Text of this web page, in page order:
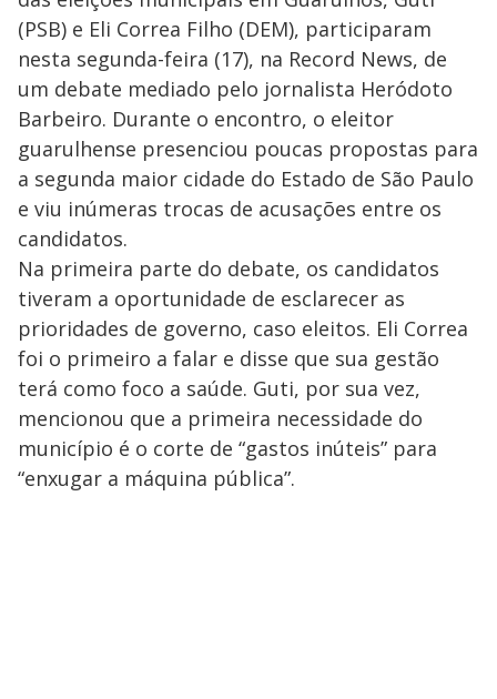
(PSB) e Eli Correa Filho (DEM), participaram
nesta segunda-feira (17), na Record News, de
um debate mediado pelo jornalista Heródoto
Barbeiro. Durante o encontro, o eleitor
guarulhense presenciou poucas propostas para
a segunda maior cidade do Estado de São Paulo
e viu inúmeras trocas de acusações entre os
candidatos.
Na primeira parte do debate, os candidatos
tiveram a oportunidade de esclarecer as
prioridades de governo, caso eleitos. Eli Correa
foi o primeiro a falar e disse que sua gestão
terá como foco a saúde. Guti, por sua vez,
mencionou que a primeira necessidade do
município é o corte de “gastos inúteis” para
“enxugar a máquina pública”.